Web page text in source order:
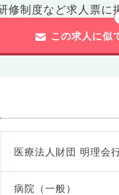
修制度など求人票に
この求人に似
医療法人財団 明理会
病院（一般）